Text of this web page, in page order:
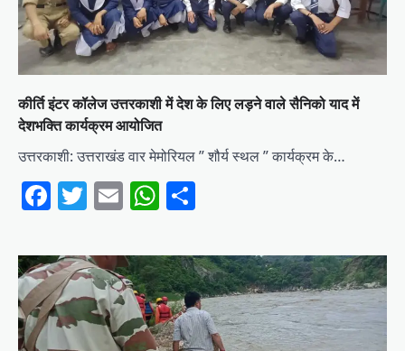
कीर्ति इंटर कॉलेज उत्तरकाशी में देश के लिए लड़ने वाले सैनिको याद में
देशभक्ति कार्यक्रम आयोजित
उत्तरकाशी: उत्तराखंड वार मेमोरियल ” शौर्य स्थल ” कार्यक्रम के…
Facebook
Twitter
EmailWhatsApp